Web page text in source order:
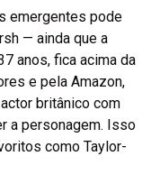
emergentes pode
— ainda que a
anos, fica acima da
e pela Amazon,
britânico com
a personagem. Isso
como Taylor-